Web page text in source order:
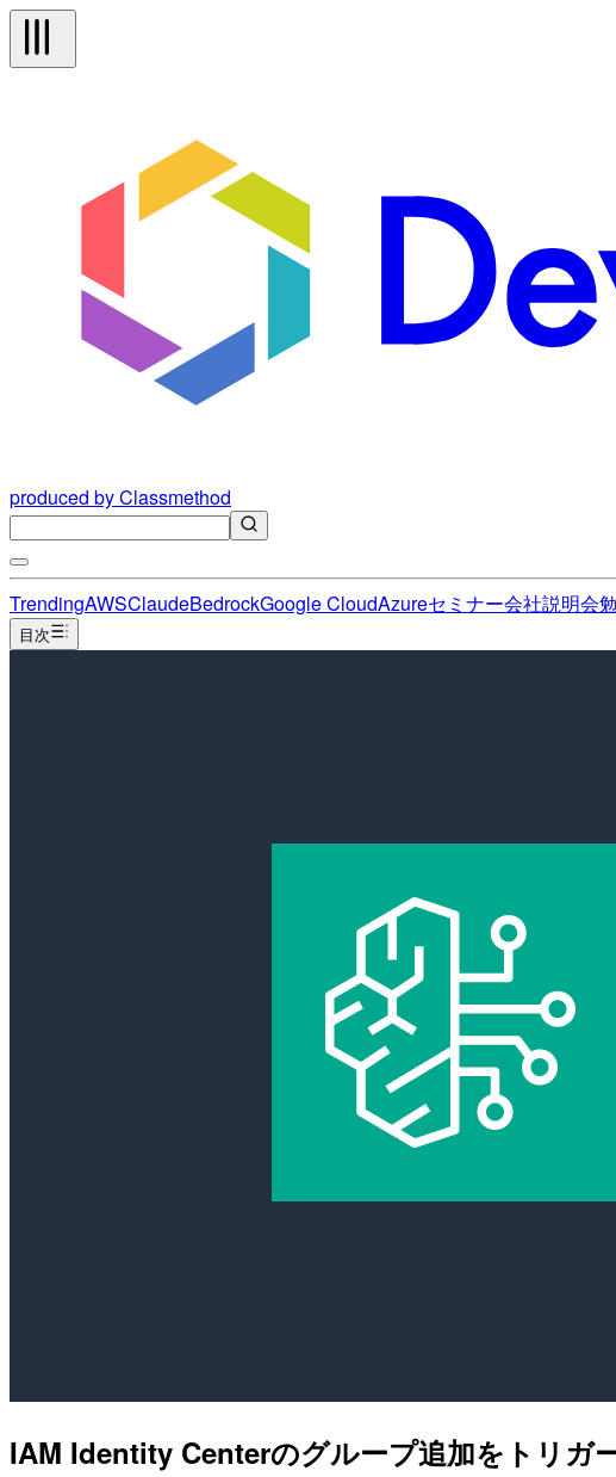
produced by Classmethod
TrendingAWSClaudeBedrockGoogle CloudAzureセミナー会社説明会
目次
IAM Identity Centerのグループ追加をトリガ